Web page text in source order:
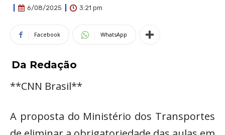
6/08/2025 3:21 pm
Facebook WhatsApp
Da Redação
**CNN Brasil**
A proposta do Ministério dos Transportes